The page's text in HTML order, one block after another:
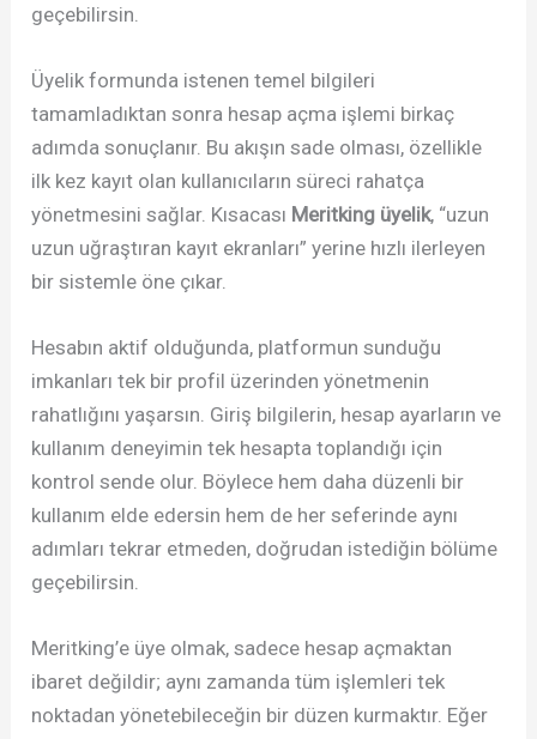
geçebilirsin.
Üyelik formunda istenen temel bilgileri
tamamladıktan sonra hesap açma işlemi birkaç
adımda sonuçlanır. Bu akışın sade olması, özellikle
ilk kez kayıt olan kullanıcıların süreci rahatça
yönetmesini sağlar. Kısacası Meritking üyelik, “uzun
uzun uğraştıran kayıt ekranları” yerine hızlı ilerleyen
bir sistemle öne çıkar.
Hesabın aktif olduğunda, platformun sunduğu
imkanları tek bir profil üzerinden yönetmenin
rahatlığını yaşarsın. Giriş bilgilerin, hesap ayarların ve
kullanım deneyimin tek hesapta toplandığı için
kontrol sende olur. Böylece hem daha düzenli bir
kullanım elde edersin hem de her seferinde aynı
adımları tekrar etmeden, doğrudan istediğin bölüme
geçebilirsin.
Meritking’e üye olmak, sadece hesap açmaktan
ibaret değildir; aynı zamanda tüm işlemleri tek
noktadan yönetebileceğin bir düzen kurmaktır. Eğer